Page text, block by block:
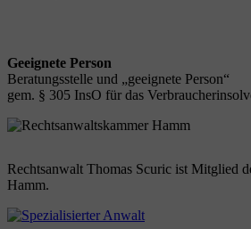
Geeignete Person
Beratungsstelle und „geeignete Person“
gem. § 305 InsO für das
Rechtsanwalt Thomas Scuric ist Mitglied
Hamm.